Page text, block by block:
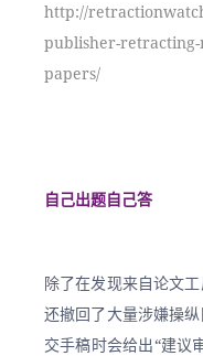
http://
publisher-
papers/
自己出题自己答
除了在发现来自论文
还撤回了大量涉嫌操
交手稿时会给出“建议